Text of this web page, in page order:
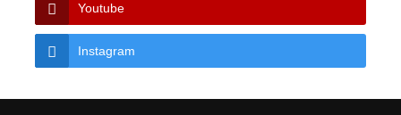
Youtube
Instagram